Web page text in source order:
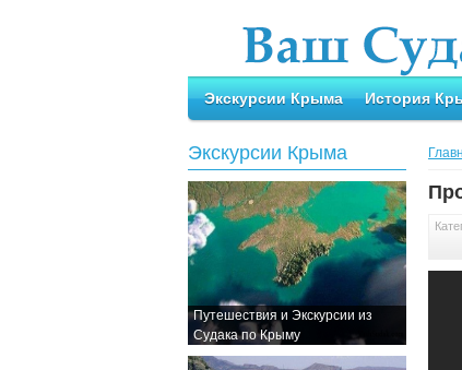
Экскурсии Крыма История
Экскурсии Крыма
Путешествия и Экскурсии из
Судака по Крыму